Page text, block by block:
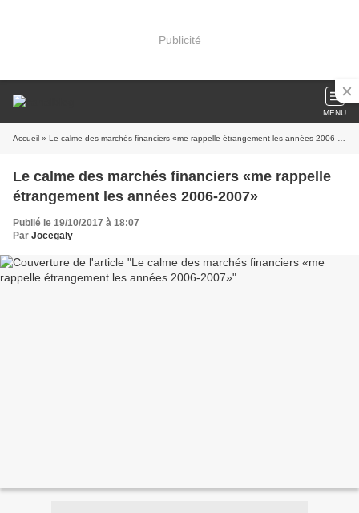
Publicité
MENU
Accueil » Le calme des marchés financiers «me rappelle étrangement les années 2006-2007»
Le calme des marchés financiers «me rappelle
étrangement les années 2006-2007»
Publié le 19/10/2017 à 18:07
Par Jocegaly